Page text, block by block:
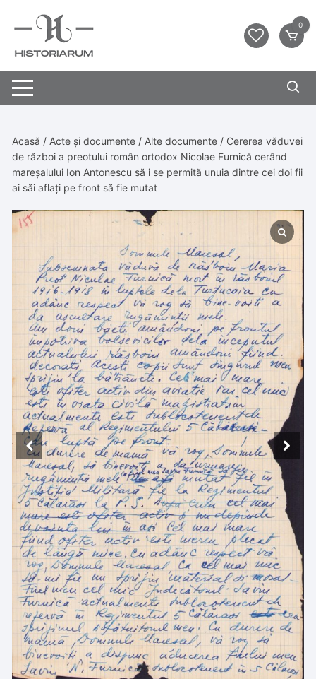
0
Acasă / Acte și documente / Alte documente / Cererea văduvei
de război a preotului român ortodox Nicolae Furnică cerând
mareșalului Ion Antonescu să i se permită unuia dintre cei doi fii
ai săi aflați pe front să fie mutat